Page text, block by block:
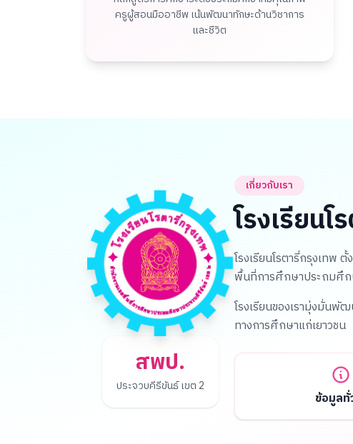
ครูผู้สอนมืออาชีพ เน้นพัฒนาทักษะด้านวิชาการ
และชีวิต
สพป.
ประจวบคีรีขันธ์ เขต 2
เกี่ยวกับเรา
โรงเรียน
โรงเรียนโรตารี่กรุงเทพ
พื้นที่การศึกษาประถมศึก
โรงเรียนของเรามุ่งมั่น
ทางการศึกษาแก่เยาวชน
ข้อมูลทั่